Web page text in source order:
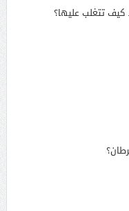
كيف تتغلب عليها؟